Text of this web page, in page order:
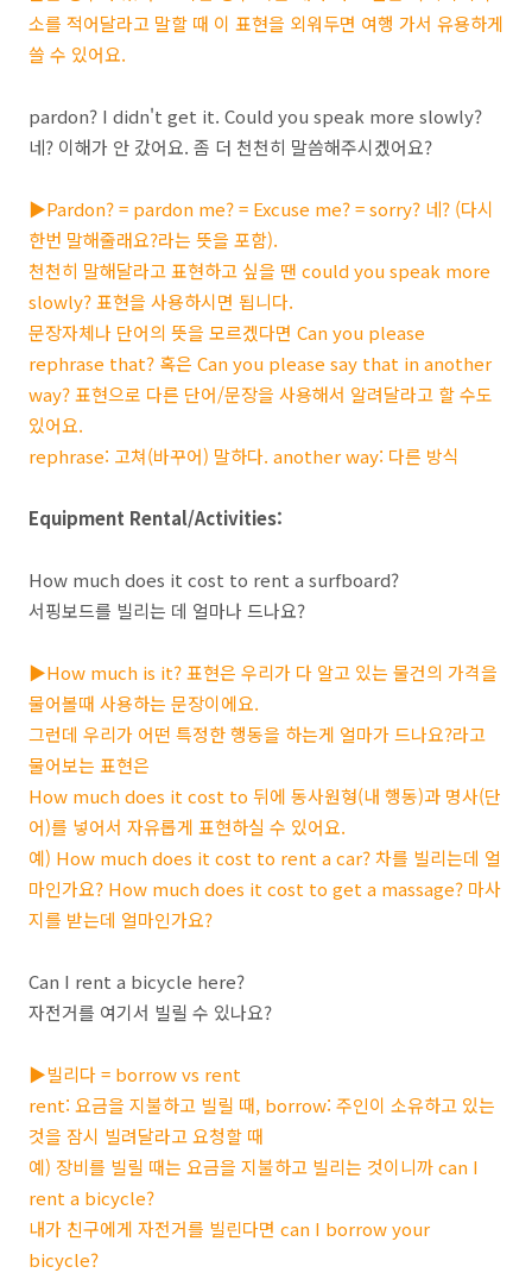
소를 적어달라고 말할 때 이 표현을 외워두면 여행 가서 유용하게
쓸 수 있어요.
pardon? I didn't get it. Could you speak more slowly?
네? 이해가 안 갔어요. 좀 더 천천히 말씀해주시겠어요?
▶Pardon? = pardon me? = Excuse me? = sorry? 네? (다시
한번 말해줄래요?라는 뜻을 포함).
천천히 말해달라고 표현하고 싶을 땐 could you speak more
slowly? 표현을 사용하시면 됩니다.
문장자체나 단어의 뜻을 모르겠다면 Can you please
rephrase that? 혹은 Can you please say that in another
way? 표현으로 다른 단어/문장을 사용해서 알려달라고 할 수도
있어요.
rephrase: 고쳐(바꾸어) 말하다. another way: 다른 방식
Equipment Rental/Activities:
How much does it cost to rent a surfboard?
서핑보드를 빌리는 데 얼마나 드나요?
▶How much is it? 표현은 우리가 다 알고 있는 물건의 가격을
물어볼때 사용하는 문장이에요.
그런데 우리가 어떤 특정한 행동을 하는게 얼마가 드나요?라고
물어보는 표현은
How much does it cost to 뒤에 동사원형(내 행동)과 명사(단
어)를 넣어서 자유롭게 표현하실 수 있어요.
예) How much does it cost to rent a car? 차를 빌리는데 얼
마인가요? How much does it cost to get a massage? 마사
지를 받는데 얼마인가요?
Can I rent a bicycle here?
자전거를 여기서 빌릴 수 있나요?
▶빌리다 = borrow vs rent
rent: 요금을 지불하고 빌릴 때, borrow: 주인이 소유하고 있는
것을 잠시 빌려달라고 요청할 때
예) 장비를 빌릴 때는 요금을 지불하고 빌리는 것이니까 can I
rent a bicycle?
내가 친구에게 자전거를 빌린다면 can I borrow your
bicycle?